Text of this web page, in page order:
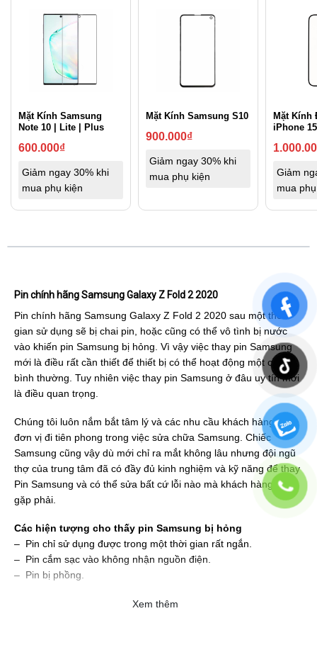
Mặt Kính Samsung
Note 10 | Lite | Plus
600.000₫
Giảm ngay 30% khi
mua phụ kiện
Mặt Kính Samsung S10
900.000₫
Giảm ngay 30% khi
mua phụ kiện
Mặt Kính
iPhone
Giảm
mua
Pin chính hãng Samsung Galaxy Z Fold 2 2020
Pin chính hãng Samsung Galaxy Z Fold 2 2020 sau một thời
gian sử dụng sẽ bị chai pin, hoặc cũng có thể vô tình bị nước
vào khiến pin Samsung bị hỏng. Vì vậy việc thay pin Samsung
mới là điều rất cần thiết để thiết bị có thể hoạt động một cách
bình thường. Tuy nhiên việc thay pin Samsung ở đâu uy tín mới
là điều quan trọng.
Chúng tôi luôn nắm bắt tâm lý và các nhu cầu khách hàng để là
đơn vị đi tiên phong trong việc sửa chữa Samsung. Chiếc
Samsung cũng vậy dù mới chỉ ra mắt không lâu nhưng đội ngũ
thợ của trung tâm đã có đầy đủ kinh nghiệm và kỹ năng để thay
Pin Samsung và có thể sửa bất cứ lỗi nào mà khách hàng đang
gặp phải.
Các hiện tượng cho thấy pin Samsung bị hỏng
– Pin chỉ sử dụng được trong một thời gian rất ngắn.
– Pin cắm sạc vào không nhận nguồn điện.
– Pin bị phồng.
Xem thêm